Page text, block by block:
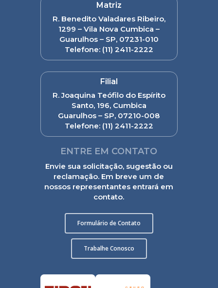
Matriz
R. Benedito Valadares Ribeiro,
1299 – Vila Nova Cumbica –
Guarulhos – SP, 07231-010
Telefone: (11) 2411-2222
Filial
R. Joaquina Teófilo do Espírito
Santo, 196, Cumbica
Guarulhos – SP, 07210-008
Telefone:(11) 2411-2222
ENTRE EM CONTATO
Envie sua solicitação, sugestão ou
reclamação. Em breve um de
nossos representantes entrará em
contato.
Formulário de Contato
Trabalhe Conosco